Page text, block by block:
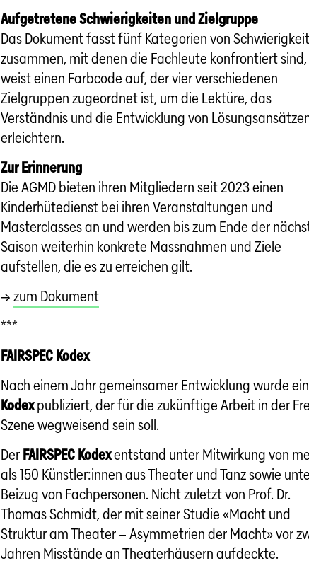
Aufgetretene Schwierigkeiten und Zielgruppe
Das Dokument fasst fünf Kategorien von
zusammen, mit denen die Fachleute konfrontiert
weist einen Farbcode auf, der vier verschiedenen
Zielgruppen zugeordnet ist, um die Lektüre, das
Verständnis und die Entwicklung von
erleichtern.
Zur Erinnerung
Die AGMD bieten ihren Mitgliedern seit 2023 einen
Kinderhütedienst bei ihren Veranstaltungen und
Masterclasses an und werden bis zum Ende der
Saison weiterhin konkrete Massnahmen und Ziele
aufstellen, die es zu erreichen gilt.
→zum Dokument
***
FAIRSPEC Kodex
Nach einem Jahr gemeinsamer Entwicklung wurde ein
Kodexpubliziert, der für die zukünftige Arbeit in der
Szene wegweisend sein soll.
DerFAIRSPEC Kodexentstand unter Mitwirkung von
als 150 Künstler:innen aus Theater und Tanz sowie
Beizug von Fachpersonen. Nicht zuletzt von Prof. Dr.
Thomas Schmidt, der mit seiner Studie «Macht und
Struktur am Theater – Asymmetrien der Macht» vor
Jahren Misstände an Theaterhäusern aufdeckte.